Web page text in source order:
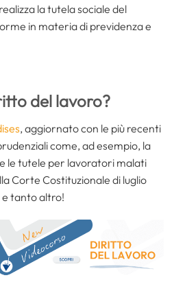
la tutela sociale del
in materia di previdenza e
del lavoro?
, aggiornato con le più recenti
come, ad esempio, la
le tutele per lavoratori malati
Corte Costituzionale di luglio
tanto altro!